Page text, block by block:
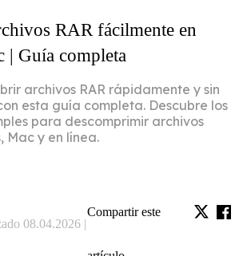
RAR fácilmente en
| Guía completa
archivos RAR rápidamente y sin
esta guía completa. Descubre los
para descomprimir archivos
Mac y en línea.
08.04.2026 |
Compartir este